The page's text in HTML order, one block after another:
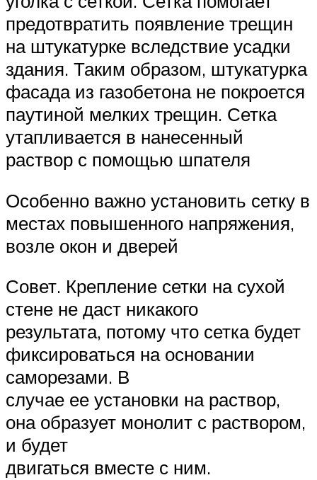
предотвратить появление трещин
на штукатурке вследствие усадки
здания. Таким образом, штукатурка
фасада из газобетона не покроется
паутиной мелких трещин. Сетка
утапливается в нанесенный
раствор с помощью шпателя
Особенно важно установить сетку в
местах повышенного напряжения,
возле окон и дверей
Совет. Крепление сетки на сухой
стене не даст никакого
результата, потому что сетка будет
фиксироваться на основании
саморезами. В
случае ее установки на раствор,
она образует монолит с раствором,
и будет
двигаться вместе с ним.